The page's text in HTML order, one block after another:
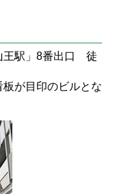
王駅」8番出口 徒
板が目印のビルとな